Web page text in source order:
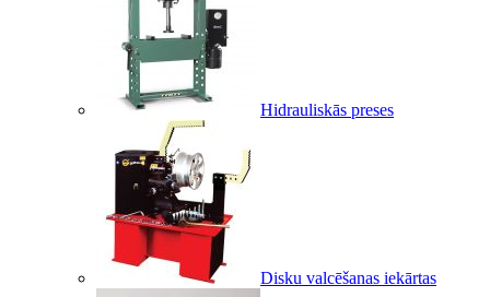
Hidrauliskās preses
Disku valcēšanas iekārtas